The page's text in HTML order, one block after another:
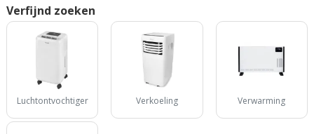
Verfijnd zoeken
Luchtontvochtiger Verkoeling Verwarming